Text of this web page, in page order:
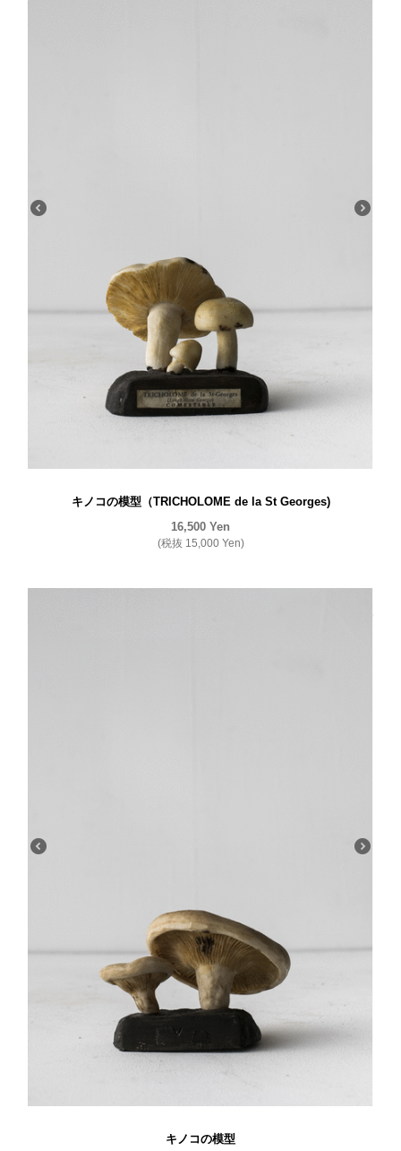
キノコの模型（TRICHOLOME de la St Georges)
16,500 Yen
(税抜 15,000 Yen)
キノコの模型